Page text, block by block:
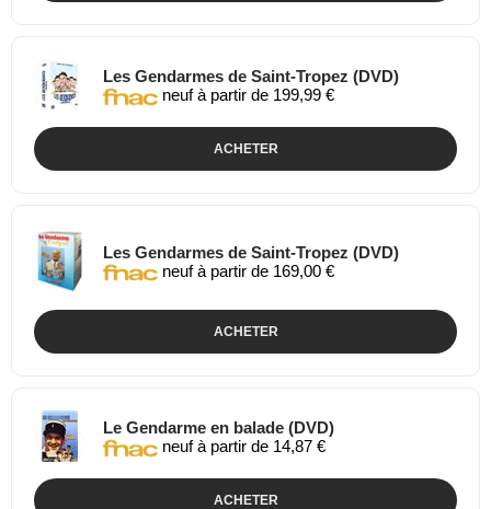
Les Gendarmes de Saint-Tropez (DVD)
neuf à partir de 199,99 €
ACHETER
Les Gendarmes de Saint-Tropez (DVD)
neuf à partir de 169,00 €
ACHETER
Le Gendarme en balade (DVD)
neuf à partir de 14,87 €
ACHETER